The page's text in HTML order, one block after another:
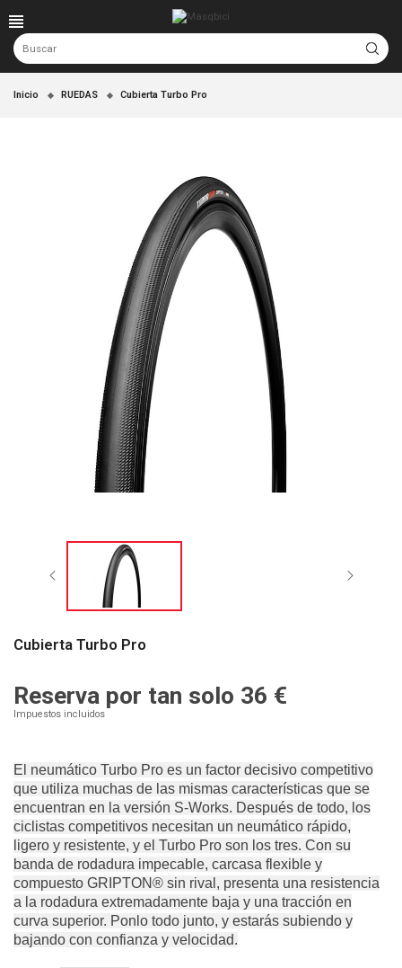
Inicio RUEDAS Cubierta Turbo Pro
Cubierta Turbo Pro
Reserva por tan solo 36 €
Impuestos incluidos
El neumático Turbo Pro es un factor decisivo competitivo
que utiliza muchas de las mismas características que se
encuentran en la versión S-Works. Después de todo, los
ciclistas competitivos necesitan un neumático rápido,
ligero y resistente, y el Turbo Pro son los tres. Con su
banda de rodadura impecable, carcasa flexible y
compuesto GRIPTON® sin rival, presenta una resistencia
a la rodadura extremadamente baja y una tracción en
curva superior. Ponlo todo junto, y estarás subiendo y
bajando con confianza y velocidad.